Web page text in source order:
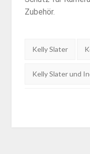
Zubehör.
Tags:
Kelly Slater
Kelly Slater und